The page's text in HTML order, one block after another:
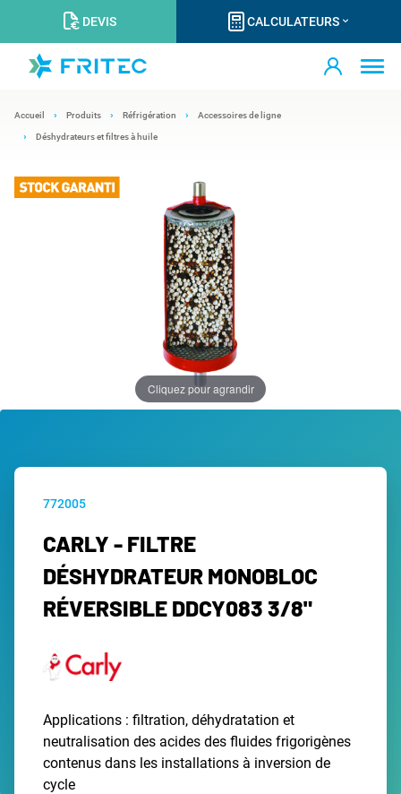
DEVIS CALCULATEURS
Accueil Produits Réfrigération Accessoires de ligne
Déshydrateurs et filtres à huile
Cliquez pour agrandir
772005
CARLY - FILTRE
DÉSHYDRATEUR MONOBLOC
RÉVERSIBLE DDCY083 3/8"
Applications : filtration, déhydratation et
neutralisation des acides des fluides frigorigènes
contenus dans les installations à inversion de
cycle